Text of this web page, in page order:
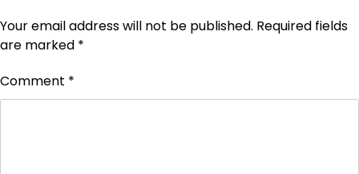
Your email address will not be published. Required fields
are marked *
Comment *